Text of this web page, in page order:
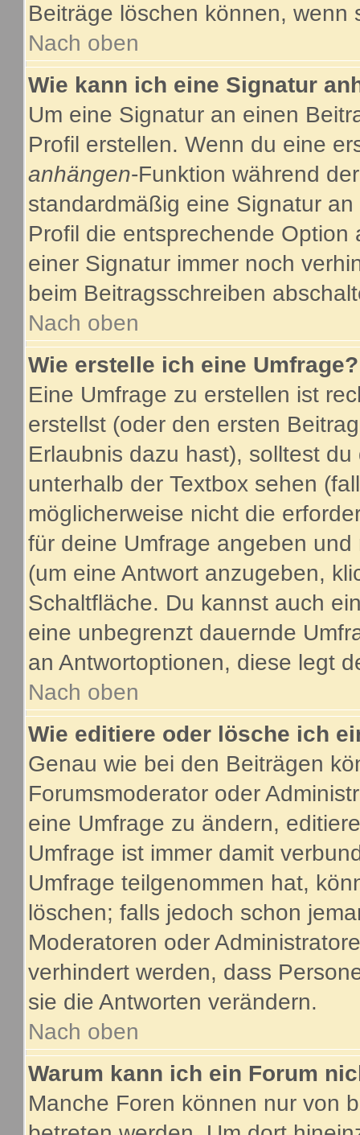
Beiträge löschen können,
Nach oben
Wie kann ich eine Signatur
Um eine Signatur an einen
Profil erstellen. Wenn du eine
anhängen-Funktion während
standardmäßig eine Signatur
Profil die entsprechende
einer Signatur immer noch
beim Beitragsschreiben
Nach oben
Wie erstelle ich eine Umfrage?
Eine Umfrage zu erstellen ist
erstellst (oder den ersten
Erlaubnis dazu hast), solltest
unterhalb der Textbox sehen
möglicherweise nicht die
für deine Umfrage angeben
(um eine Antwort anzugeben,
Schaltfläche. Du kannst auch
eine unbegrenzt dauernde
an Antwortoptionen, diese legt
Nach oben
Wie editiere oder lösche ich
Genau wie bei den Beiträgen
Forumsmoderator oder
eine Umfrage zu ändern,
Umfrage ist immer damit
Umfrage teilgenommen hat,
löschen; falls jedoch schon
Moderatoren oder
verhindert werden, dass
sie die Antworten verändern.
Nach oben
Warum kann ich ein Forum
Manche Foren können nur von